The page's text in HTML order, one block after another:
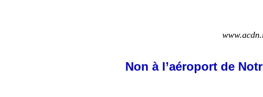
Non à l’aéroport de